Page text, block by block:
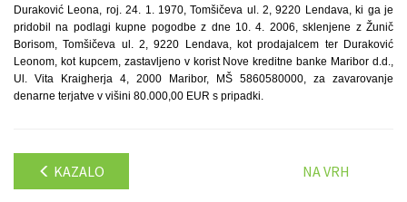
Duraković Leona, roj. 24. 1. 1970, Tomšičeva ul. 2, 9220 Lendava, ki ga je
pridobil na podlagi kupne pogodbe z dne 10. 4. 2006, sklenjene z Žunič
Borisom, Tomšičeva ul. 2, 9220 Lendava, kot prodajalcem ter Duraković
Leonom, kot kupcem, zastavljeno v korist Nove kreditne banke Maribor d.d.,
Ul. Vita Kraigherja 4, 2000 Maribor, MŠ 5860580000, za zavarovanje
denarne terjatve v višini 80.000,00 EUR s pripadki.
KAZALO NA VRH